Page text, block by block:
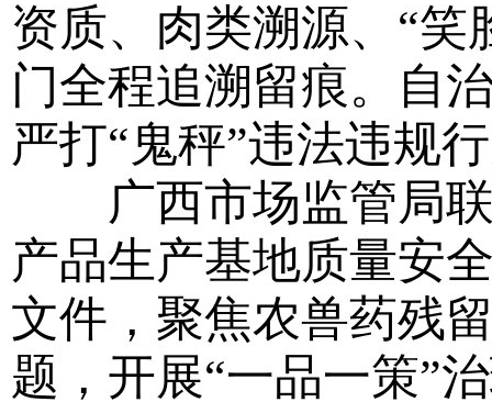
资质、肉类溯源、“
门全程追溯留痕。自
严打“鬼秤”违法违规
广西市场监管局联
产品生产基地质量安
文件，聚焦农兽药残
题，开展“一品一策”